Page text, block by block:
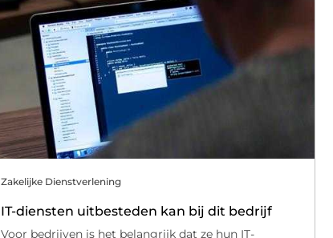
Zakelijke Dienstverlening
IT-diensten uitbesteden kan bij dit bedrijf
Voor bedrijven is het belangrijk dat ze hun IT-